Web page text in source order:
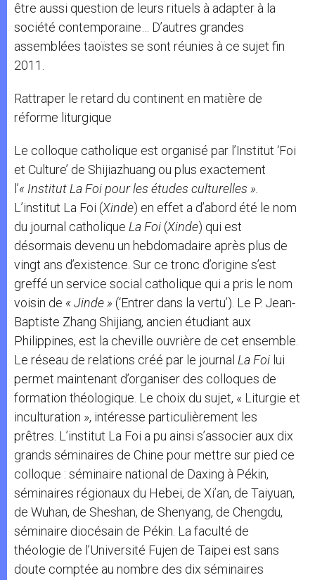
être aussi question de leurs rituels à adapter à la
société contemporaine… D’autres grandes
assemblées taoïstes se sont réunies à ce sujet fin
2011.
Rattraper le retard du continent en matière de
réforme liturgique
Le colloque catholique est organisé par l’Institut ‘Foi
et Culture’ de Shijiazhuang ou plus exactement
l’« Institut La Foi pour les études culturelles ».
L’institut La Foi (Xinde) en effet a d’abord été le nom
du journal catholique La Foi (Xinde) qui est
désormais devenu un hebdomadaire après plus de
vingt ans d’existence. Sur ce tronc d’origine s’est
greffé un service social catholique qui a pris le nom
voisin de « Jinde » (‘Entrer dans la vertu’). Le P. Jean-
Baptiste Zhang Shijiang, ancien étudiant aux
Philippines, est la cheville ouvrière de cet ensemble.
Le réseau de relations créé par le journal La Foi lui
permet maintenant d’organiser des colloques de
formation théologique. Le choix du sujet, « Liturgie et
inculturation », intéresse particulièrement les
prêtres. L’institut La Foi a pu ainsi s’associer aux dix
grands séminaires de Chine pour mettre sur pied ce
colloque : séminaire national de Daxing à Pékin,
séminaires régionaux du Hebei, de Xi’an, de Taiyuan,
de Wuhan, de Sheshan, de Shenyang, de Chengdu,
séminaire diocésain de Pékin. La faculté de
théologie de l’Université Fujen de Taipei est sans
doute comptée au nombre des dix séminaires